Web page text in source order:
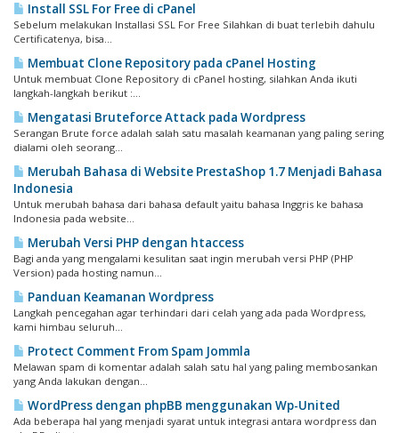
Install SSL For Free di cPanel
Sebelum melakukan Installasi SSL For Free Silahkan di buat terlebih dahulu
Certificatenya, bisa...
Membuat Clone Repository pada cPanel Hosting
Untuk membuat Clone Repository di cPanel hosting, silahkan Anda ikuti
langkah-langkah berikut :...
Mengatasi Bruteforce Attack pada Wordpress
Serangan Brute force adalah salah satu masalah keamanan yang paling sering
dialami oleh seorang...
Merubah Bahasa di Website PrestaShop 1.7 Menjadi Bahasa
Indonesia
Untuk merubah bahasa dari bahasa default yaitu bahasa Inggris ke bahasa
Indonesia pada website...
Merubah Versi PHP dengan htaccess
Bagi anda yang mengalami kesulitan saat ingin merubah versi PHP (PHP
Version) pada hosting namun...
Panduan Keamanan Wordpress
Langkah pencegahan agar terhindari dari celah yang ada pada Wordpress,
kami himbau seluruh...
Protect Comment From Spam Jommla
Melawan spam di komentar adalah salah satu hal yang paling membosankan
yang Anda lakukan dengan...
WordPress dengan phpBB menggunakan Wp-United
Ada beberapa hal yang menjadi syarat untuk integrasi antara wordpress dan